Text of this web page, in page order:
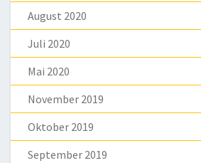
August 2020
Juli 2020
Mai 2020
November 2019
Oktober 2019
September 2019